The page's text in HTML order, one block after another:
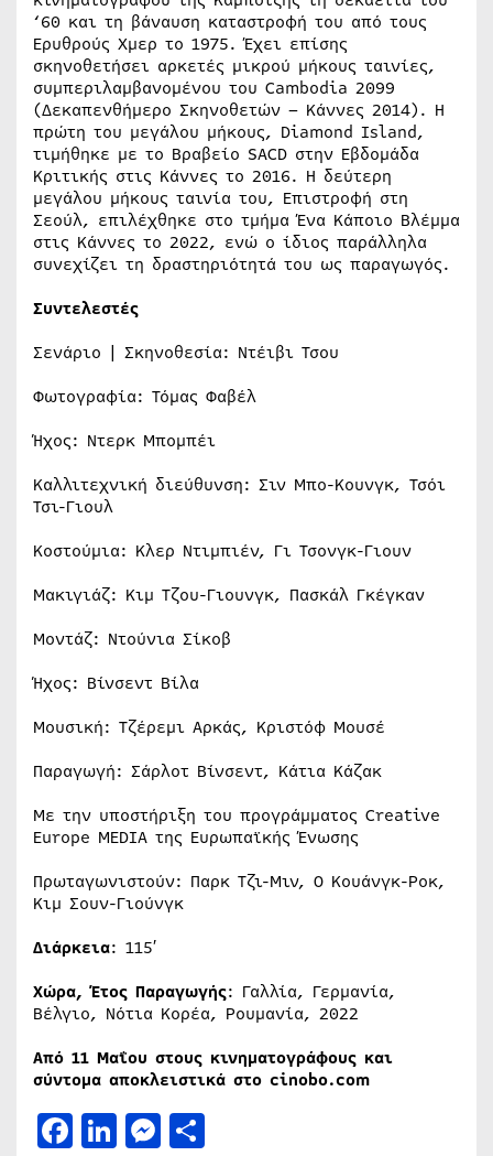
‘60 και τη βάναυση καταστροφή του από τους
Ερυθρούς Χμερ το 1975. Έχει επίσης
σκηνοθετήσει αρκετές μικρού μήκους ταινίες,
συμπεριλαμβανομένου του Cambodia 2099
(Δεκαπενθήμερο Σκηνοθετών – Κάννες 2014). Η
πρώτη του μεγάλου μήκους, Diamond Island,
τιμήθηκε με το Βραβείο SACD στην Εβδομάδα
Κριτικής στις Κάννες το 2016. Η δεύτερη
μεγάλου μήκους ταινία του, Επιστροφή στη
Σεούλ, επιλέχθηκε στο τμήμα Ένα Κάποιο Βλέμμα
στις Κάννες το 2022, ενώ ο ίδιος παράλληλα
συνεχίζει τη δραστηριότητά του ως παραγωγός.
Συντελεστές
Σενάριο | Σκηνοθεσία: Ντέιβι Τσου
Φωτογραφία: Τόμας Φαβέλ
Ήχος: Ντερκ Μπομπέι
Καλλιτεχνική διεύθυνση: Σιν Μπο-Κουνγκ, Τσόι
Τσι-Γιουλ
Κοστούμια: Κλερ Ντιμπιέν, Γι Τσονγκ-Γιουν
Μακιγιάζ: Κιμ Τζου-Γιουνγκ, Πασκάλ Γκέγκαν
Μοντάζ: Ντούνια Σίκοβ
Ήχος: Βίνσεντ Βίλα
Μουσική: Τζέρεμι Αρκάς, Κριστόφ Μουσέ
Παραγωγή: Σάρλοτ Βίνσεντ, Κάτια Κάζακ
Με την υποστήριξη του προγράμματος Creative
Europe MEDIA της Ευρωπαϊκής Ένωσης
Πρωταγωνιστούν: Παρκ Τζι-Μιν, Ο Κουάνγκ-Ροκ,
Κιμ Σουν-Γιούνγκ
Διάρκεια: 115′
Χώρα, Έτος Παραγωγής: Γαλλία, Γερμανία,
Βέλγιο, Νότια Κορέα, Ρουμανία, 2022
Από 11 Μαΐου στους κινηματογράφους και
σύντομα αποκλειστικά στο cinobo.com
Facebook
LinkedIn
Messenger